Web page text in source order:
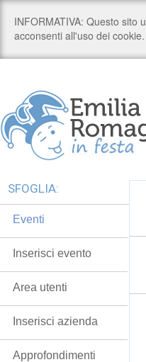
SFOGLIA:
Eventi
Inserisci evento
Area utenti
Inserisci azienda
Approfondimenti